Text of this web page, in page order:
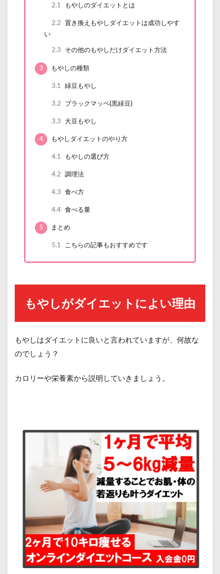
2.1 もやしのダイエットとは
2.2 置き換えもやしダイエットは成功しやす
い
2.3
その他のもやしだけダイエット方法
3 もやしの種類
3.1 緑豆もやし
3.2 ブラックマッペ(黒緑豆)
3.3 大豆もやし
4 もやしダイエットのやり方
4.1 もやしの選び方
4.2 調理法
4.3 食べ方
4.4 食べる量
5 まとめ
5.1 こちらの記事もおすすめです
もやしがダイエットによい理由
もやしはダイエットに良いと言われていますが、何故な
のでしょう？
カロリーや栄養素から説明していきましょう。